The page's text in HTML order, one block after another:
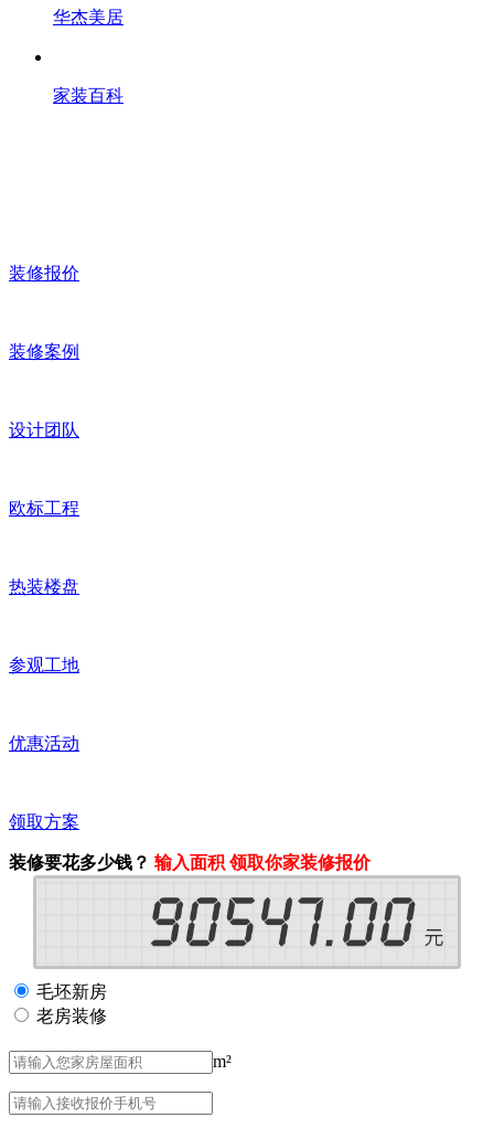
华杰美居
家装百科
装修报价
装修案例
设计团队
欧标工程
热装楼盘
参观工地
优惠活动
领取方案
装修要花多少钱？ 输入面积 领取你家装修报价
毛坯新房
老房装修
m²